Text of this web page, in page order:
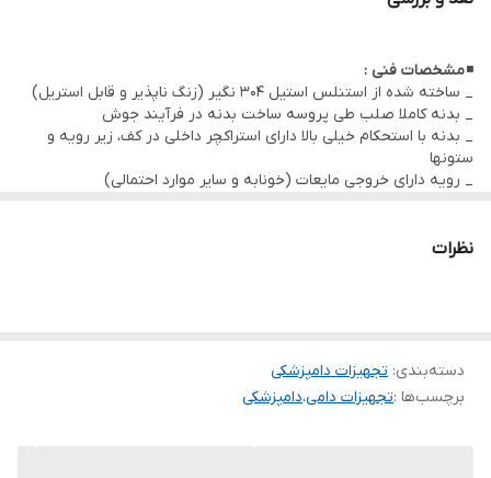
◾مشخصات فنی :
_ ساخته شده از استنلس استیل 304 نگیر (زنگ ناپذیر و قابل استریل)
_ بدنه کاملا صلب طی پروسه ساخت بدنه در فرآیند جوش
_ بدنه با استحکام خیلی بالا دارای استراکچر داخلی در کف، زیر رویه و
ستونها
_ رویه دارای خروجی مایعات (خونابه و سایر موارد احتمالی)
◾ملحقات :
نظرات
دسته‌بندی: تجهیزات دامپزشکی
برچسب‌ها :تجهیزات دامی،دامپزشکی